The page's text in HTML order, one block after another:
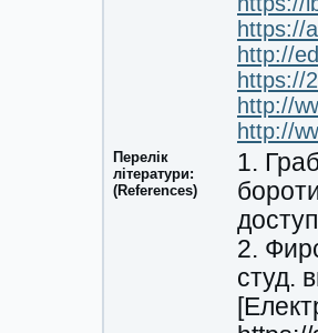
https://
http://
https://
http://
http://
Перелік
літератури:
(References)
1.
2.
студ.